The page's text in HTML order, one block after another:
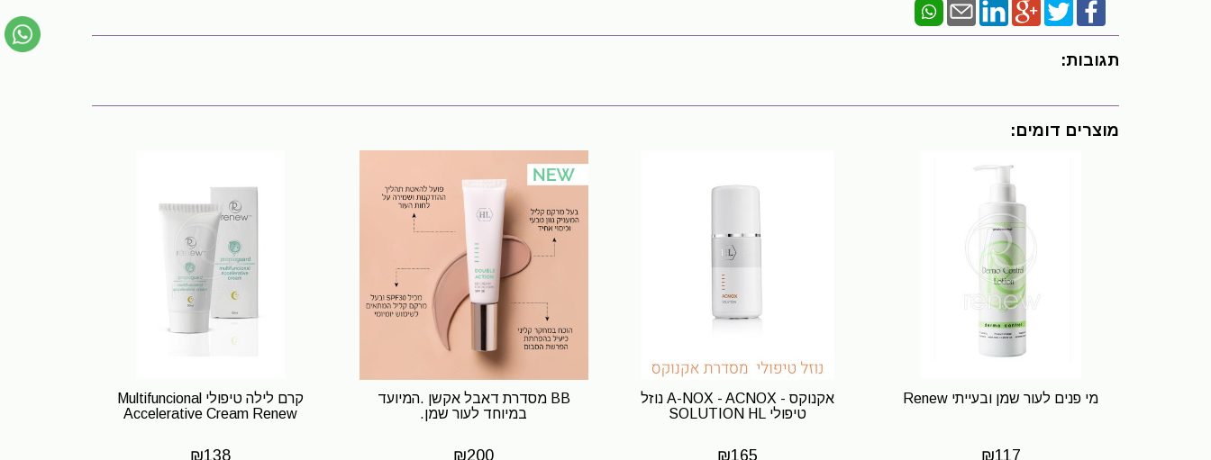
תגובות:
מוצרים דומים:
מי פנים לעור שמן ובעייתי Renew
₪117
אקנוקס - A-NOX - ACNOX נוזל
טיפולי SOLUTION HL
₪165
BB מסדרת דאבל אקשן .המיועד
במיוחד לעור שמן.
₪200
קרם לילה טיפולי Multifuncional
Accelerative Cream Renew
₪138